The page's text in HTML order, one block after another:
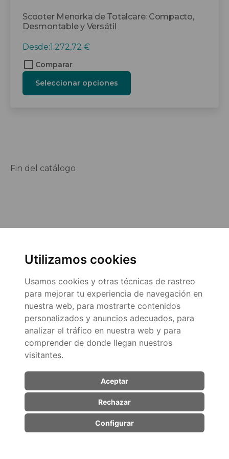
Utilizamos cookies
Usamos cookies y otras técnicas de rastreo
para mejorar tu experiencia de navegación en
nuestra web, para mostrarte contenidos
personalizados y anuncios adecuados, para
analizar el tráfico en nuestra web y para
comprender de donde llegan nuestros
visitantes.
Aceptar
Rechazar
Configurar
Scooter Menorka de Totalcare: Compacto,
Desmontable y Versátil
Desde:1.272,72 €
Comparar
Seleccionar opciones
Fin del catálogo
Solicita más
información sobre
cualquier servicio o
producto de nuestro
catálogo